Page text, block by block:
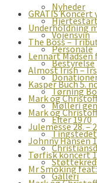
Nyheder
Vojensvin
Personale
Bestyrelse
Tørning
Mølleri
Efter 1970
Tingstedet
Galleri
GRATIS Koncert
Underholdning
The Boss –
Lennart
Almost Irish –
Kasper Buch 5.
Mark og
Mark og
Julemesse 28. –
Johnny Hansen
Tørfisk koncert
Mr Smoking